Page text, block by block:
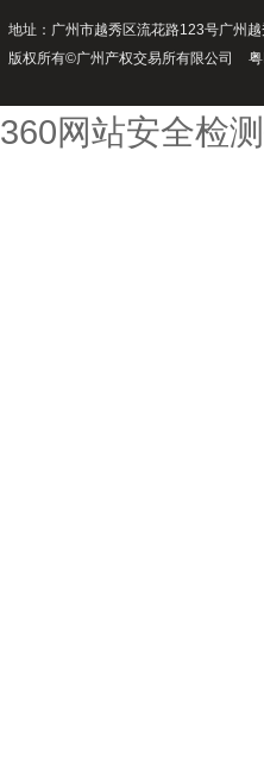
地址：广州市越秀区流花路123号广州
版权所有©广州产权交易所有限公司
360网站安全检